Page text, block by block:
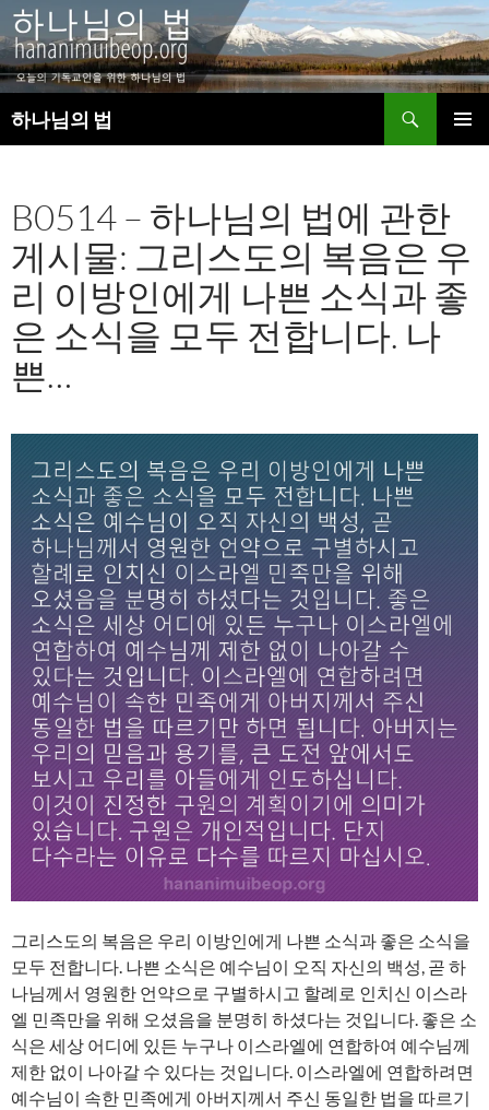
하나님의 법
색
로
건
너
뛰
기
B0514 – 하나님의 법에 관한
게시물: 그리스도의 복음은 우
리 이방인에게 나쁜 소식과 좋
은 소식을 모두 전합니다. 나
쁜…
그리스도의 복음은 우리 이방인에게 나쁜 소식과 좋은 소식을
모두 전합니다. 나쁜 소식은 예수님이 오직 자신의 백성, 곧 하
나님께서 영원한 언약으로 구별하시고 할례로 인치신 이스라
엘 민족만을 위해 오셨음을 분명히 하셨다는 것입니다. 좋은 소
식은 세상 어디에 있든 누구나 이스라엘에 연합하여 예수님께
제한 없이 나아갈 수 있다는 것입니다. 이스라엘에 연합하려면
예수님이 속한 민족에게 아버지께서 주신 동일한 법을 따르기